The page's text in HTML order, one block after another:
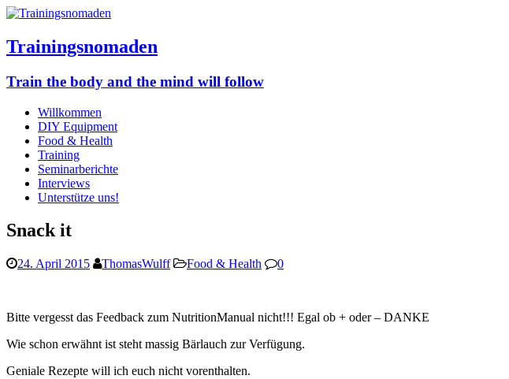
Trainingsnomaden
Train the body and the mind will follow
Willkommen
DIY Equipment
Food & Health
Training
Seminarberichte
Interviews
Unterstütze uns!
Snack it
24. April 2015 ThomasWulff Food & Health 0
Bitte vergesst das Feedback zum NutritionManual nicht!!! Egal ob + oder – DANKE
Wie schon erwähnt ist steht massig Bärlauch zur Verfügung.
Geniale Rezepte will ich euch nicht vorenthalten.